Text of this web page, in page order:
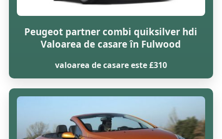
Peugeot partner combi quiksilver hdi
Valoarea de casare în Fulwood
valoarea de casare este £310